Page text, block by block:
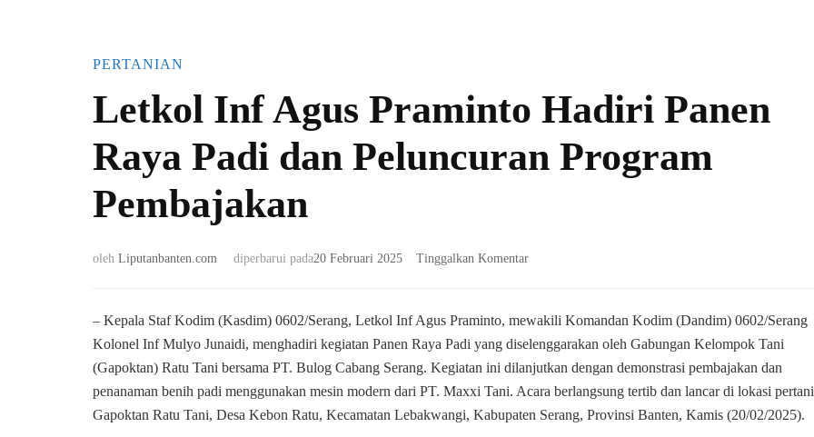
PERTANIAN
Letkol Inf Agus Praminto Hadiri Panen
Raya Padi dan Peluncuran Program
Pembajakan
oleh Liputanbanten.com diperbarui pada20 Februari 2025 Tinggalkan Komentarpada
Agus
Hadiri
Panen
Raya
Padi
– Kepala Staf Kodim (Kasdim) 0602/Serang, Letkol Inf Agus Praminto, mewakili Komandan Kodim (Dandim) 0602/Serang
Kolonel Inf Mulyo Junaidi, menghadiri kegiatan Panen Raya Padi yang diselenggarakan oleh Gabungan Kelompok Tani
(Gapoktan) Ratu Tani bersama PT. Bulog Cabang Serang. Kegiatan ini dilanjutkan dengan demonstrasi pembajakan dan
penanaman benih padi menggunakan mesin modern dari PT. Maxxi Tani. Acara berlangsung tertib dan lancar di lokasi
Gapoktan Ratu Tani, Desa Kebon Ratu, Kecamatan Lebakwangi, Kabupaten Serang, Provinsi Banten, Kamis (20/02/2025).